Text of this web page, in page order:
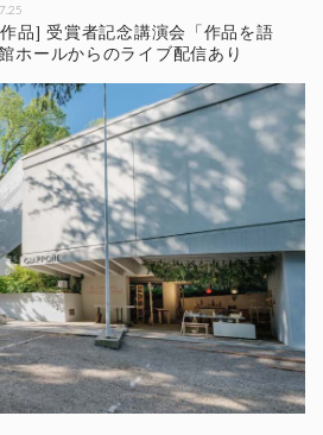
品] 受賞者記念講演会「作品を語
ホールからのライブ配信あり